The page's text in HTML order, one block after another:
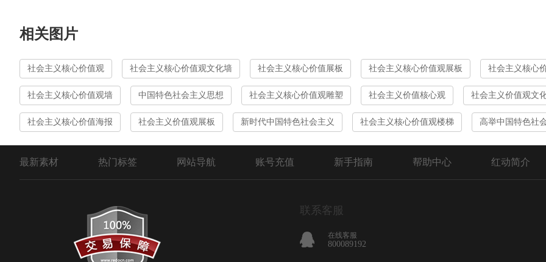
相关图片
社会主义核心价值观 社会主义核心价值观文化墙 社会主义核心价值展板 社会主义核心价值观展板 社会主义核心
社会主义核心价值观墙 中国特色社会主义思想 社会主义核心价值观雕塑 社会主义价值核心观 社会主义价值观文
社会主义核心价值海报 社会主义价值观展板 新时代中国特色社会主义 社会主义核心价值观楼梯 高举中国特色社
最新素材 热门标签 网站导航 账号充值 新手指南 帮助中心 红动简介
联系客服
在线客服
800089192